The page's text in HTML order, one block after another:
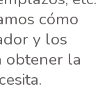
cómo
y los
obtener la